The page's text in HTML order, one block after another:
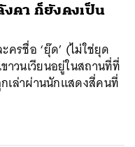
งคา ก็ยังคงเป็น
ครชื่อ ‘ยุ๊ด’ (ไม่ใช่ยุด
าวนเวียนอยู่ในสถานที่ที่
กเล่าผ่านนักแสดงสี่คนที่